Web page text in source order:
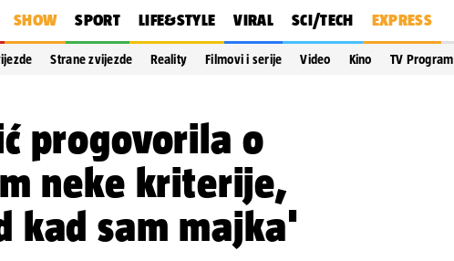
SHOW SPORT LIFE&STYLE VIRAL SCI/TECH EXPRESS
Strane zvijezde Reality Filmovi i serije Video Kino TV Program
progovorila o
neke kriterije,
kad sam majka'